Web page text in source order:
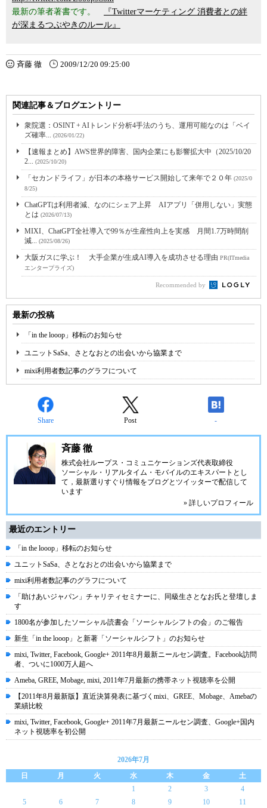
最新の筆者著書です。
『Twitterマーケティング 消費者との絆
が深まるつぶやきのルール』
斉藤 徹 2009/12/20 09:25:00
関連記事＆ブログエントリー
衆院選：OSINT + AIトレンド分析4手法のうち、運用可能なのは「ベイ
ズ確率... (2026/01/22)
【速報まとめ】AWS世界的障害、国内企業にも影響拡大中（2025/10/20
2... (2025/10/20)
「セカンドライフ」が日本の本格サービス開始して来年で２０年 (2025/0
8/25)
ChatGPTは利用者減、なのにシェア上昇 AIアプリ「併用しない」実態
とは (2026/07/13)
MIXI、ChatGPT全社導入で99％が生産性向上を実感 月間1.7万時間削
減... (2025/08/26)
大阪ガスに学ぶ！ 大手企業が生成AI導入を成功させる理由 PR(ITmedia
エンタープライズ)
Recommended by
最新の投稿
「in the looop」移転のお知らせ
ユニットSaSa、さとなおとの出会いから協業まで
mixi利用者数記事のグラフについて
Share Post -
斉藤 徹
株式会社ループス・コミュニケーションズ代表取締役
ソーシャル・リアルタイム・モバイルのエキスパートとし
て，最新選りすぐり情報をブログとツイッターで配信して
います
» 詳しいプロフィール
最近のエントリー
「in the looop」移転のお知らせ
ユニットSaSa、さとなおとの出会いから協業まで
mixi利用者数記事のグラフについて
「助けあいジャパン」チャリティセミナーに、同級生さとなお氏と登壇しま
す
1800名が参加したソーシャル読書会「ソーシャルシフトの会」のご報告
新生「in the looop」と新著「ソーシャルシフト」のお知らせ
mixi, Twitter, Facebook, Google+ 2011年8月最新ニールセン調査。Facebook訪問
者、ついに1000万人超へ
Ameba, GREE, Mobage, mixi, 2011年7月最新の携帯ネット視聴率を公開
【2011年8月最新版】直近決算発表に基づくmixi、GREE、Mobage、Amebaの
業績比較
mixi, Twitter, Facebook, Google+ 2011年7月最新ニールセン調査、Google+国内
ネット視聴率を初公開
2026年7月
日
月 火 水 木 金
土
1
2 3
4
5
6 7 8 9 10
11